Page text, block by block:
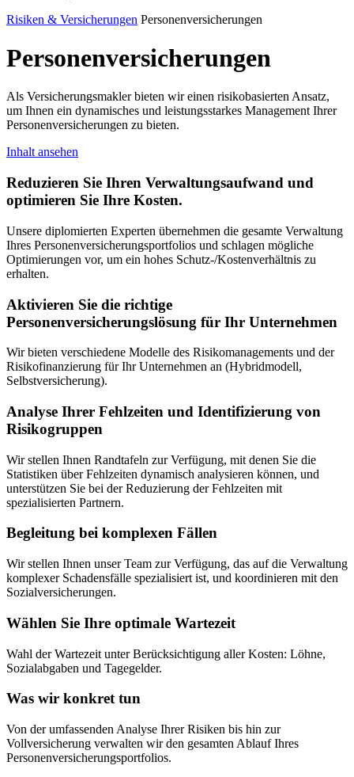
Risiken & Versicherungen Personenversicherungen
Personenversicherungen
Als Versicherungsmakler bieten wir einen risikobasierten Ansatz,
um Ihnen ein dynamisches und leistungsstarkes Management Ihrer
Personenversicherungen zu bieten.
Inhalt ansehen
Reduzieren Sie Ihren Verwaltungsaufwand und
optimieren Sie Ihre Kosten.
Unsere diplomierten Experten übernehmen die gesamte Verwaltung
Ihres Personenversicherungsportfolios und schlagen mögliche
Optimierungen vor, um ein hohes Schutz-/Kostenverhältnis zu
erhalten.
Aktivieren Sie die richtige
Personenversicherungslösung für Ihr Unternehmen
Wir bieten verschiedene Modelle des Risikomanagements und der
Risikofinanzierung für Ihr Unternehmen an (Hybridmodell,
Selbstversicherung).
Analyse Ihrer Fehlzeiten und Identifizierung von
Risikogruppen
Wir stellen Ihnen Randtafeln zur Verfügung, mit denen Sie die
Statistiken über Fehlzeiten dynamisch analysieren können, und
unterstützen Sie bei der Reduzierung der Fehlzeiten mit
spezialisierten Partnern.
Begleitung bei komplexen Fällen
Wir stellen Ihnen unser Team zur Verfügung, das auf die Verwaltung
komplexer Schadensfälle spezialisiert ist, und koordinieren mit den
Sozialversicherungen.
Wählen Sie Ihre optimale Wartezeit
Wahl der Wartezeit unter Berücksichtigung aller Kosten: Löhne,
Sozialabgaben und Tagegelder.
Was wir konkret tun
Von der umfassenden Analyse Ihrer Risiken bis hin zur
Vollversicherung verwalten wir den gesamten Ablauf Ihres
Personenversicherungsportfolios.